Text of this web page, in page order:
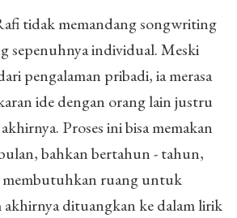
tidak memandang songwriting
sepenuhnya individual. Meski
pengalaman pribadi, ia merasa
ide dengan orang lain justru
Proses ini bisa memakan
bahkan bertahun - tahun,
membutuhkan ruang untuk
akhirnya dituangkan ke dalam lirik